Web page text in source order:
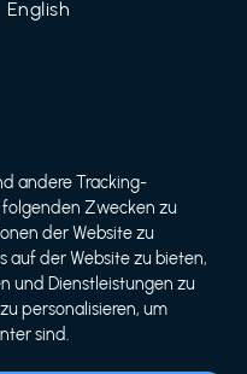
English
andere Tracking-
Zwecken zu
der Website zu
auf der Website zu bieten,
und Dienstleistungen zu
personalisieren, um
sind.